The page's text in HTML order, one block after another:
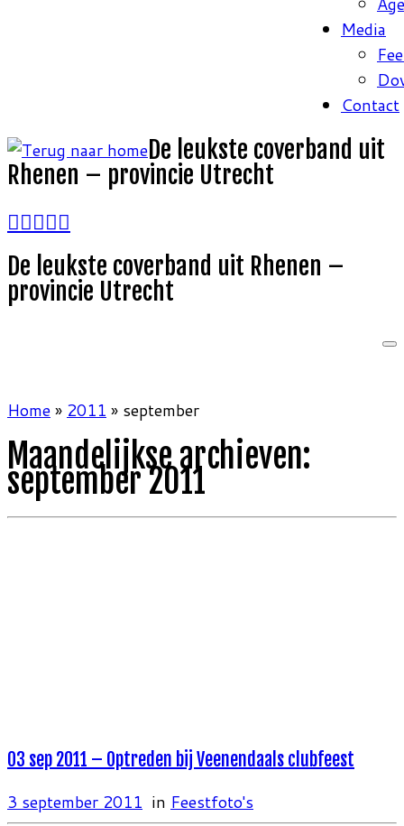
Media
Contact
De leukste coverband uit
Rhenen – provincie Utrecht
De leukste coverband uit Rhenen –
provincie Utrecht
Home» 2011 » september
Maandelijkse archieven:
september 2011
03 sep 2011 – Optreden bij Veenendaals clubfeest
3 september 2011 in Feestfoto's